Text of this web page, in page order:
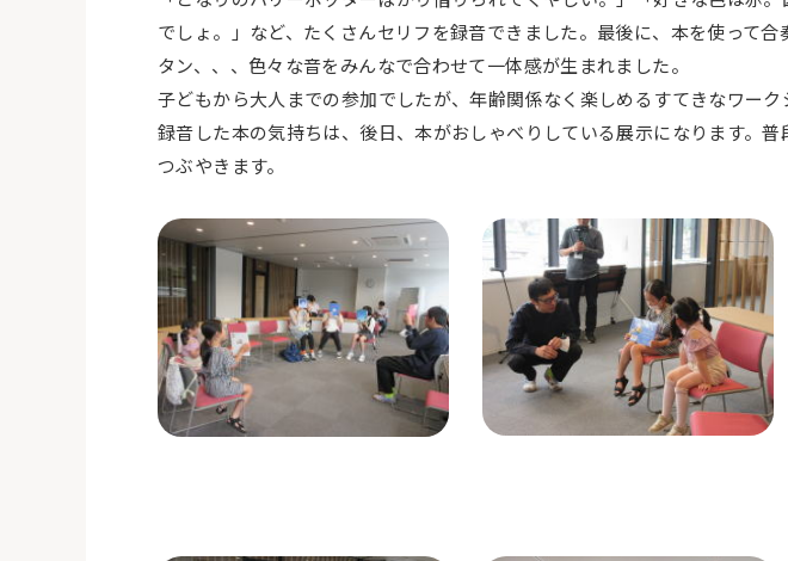
でしょ。」など、たくさんセリフを録音できました。最後に、本を使って
タン、、、色々な音をみんなで合わせて一体感が生まれました。
子どもから大人までの参加でしたが、年齢関係なく楽しめるすてきなワーク
録音した本の気持ちは、後日、本がおしゃべりしている展示になります。
つぶやきます。